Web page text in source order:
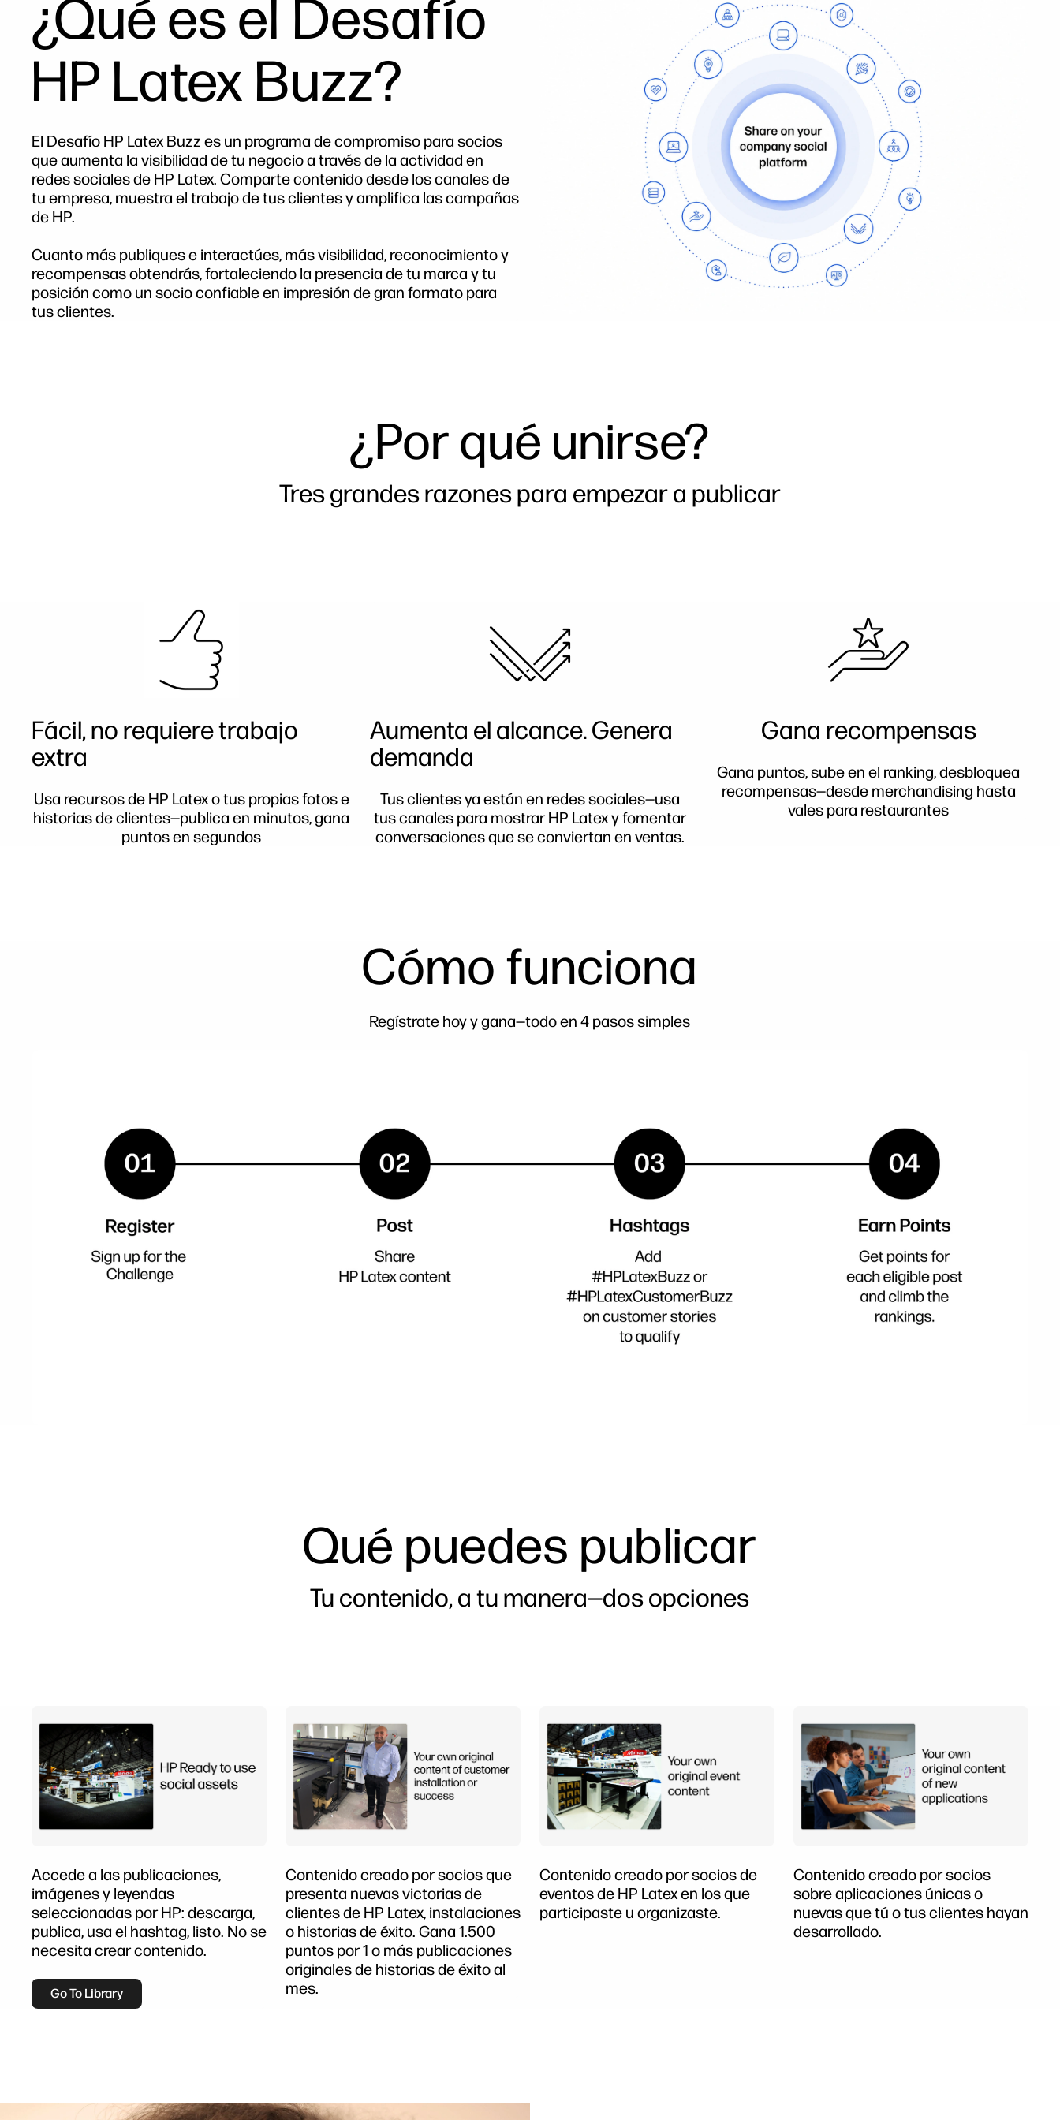
¿Qué es el Desafío
HP Latex Buzz?
El Desafío HP Latex Buzz es un programa de compromiso para socios
que aumenta la visibilidad de tu negocio a través de la actividad en
redes sociales de HP Latex. Comparte contenido desde los canales de
tu empresa, muestra el trabajo de tus clientes y amplifica las campañas
de HP.
Cuanto más publiques e interactúes, más visibilidad, reconocimiento y
recompensas obtendrás, fortaleciendo la presencia de tu marca y tu
posición como un socio confiable en impresión de gran formato para
tus clientes.
¿Por qué unirse?
Tres grandes razones para empezar a publicar
Fácil, no requiere trabajo
extra
Usa recursos de HP Latex o tus propias fotos e
historias de clientes—publica en minutos, gana
puntos en segundos
Aumenta el alcance. Genera
demanda
Tus clientes ya están en redes sociales—usa
tus canales para mostrar HP Latex y fomentar
conversaciones que se conviertan en ventas.
Gana recompensas
Gana puntos, sube en el ranking, desbloquea
recompensas—desde merchandising hasta
vales para restaurantes
Cómo funciona
Regístrate hoy y gana—todo en 4 pasos simples
Qué puedes publicar
Tu contenido, a tu manera—dos opciones
Accede a las publicaciones,
imágenes y leyendas
seleccionadas por HP: descarga,
publica, usa el hashtag, listo. No se
necesita crear contenido.
Go To Library
Contenido creado por socios que
presenta nuevas victorias de
clientes de HP Latex, instalaciones
o historias de éxito. Gana 1.500
puntos por 1 o más publicaciones
originales de historias de éxito al
mes.
Contenido creado por socios de
eventos de HP Latex en los que
participaste u organizaste.
Contenido creado por socios
sobre aplicaciones únicas o
nuevas que tú o tus clientes hayan
desarrollado.